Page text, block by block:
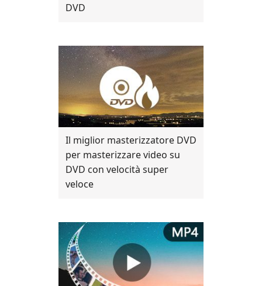
DVD
Il miglior masterizzatore DVD
per masterizzare video su
DVD con velocità super
veloce